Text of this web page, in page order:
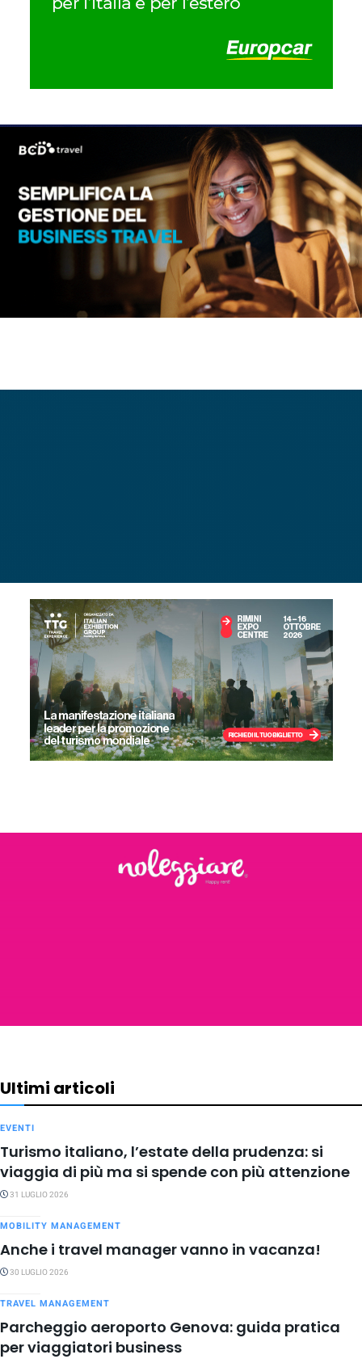
Ultimi articoli
EVENTI
Turismo italiano, l’estate della prudenza: si
viaggia di più ma si spende con più attenzione
31 LUGLIO 2026
MOBILITY MANAGEMENT
Anche i travel manager vanno in vacanza!
30 LUGLIO 2026
TRAVEL MANAGEMENT
Parcheggio aeroporto Genova: guida pratica
per viaggiatori business